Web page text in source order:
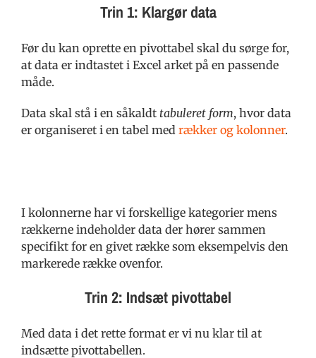
Trin 1: Klargør data
Før du kan oprette en pivottabel skal du sørge for,
at data er indtastet i Excel arket på en passende
måde.
Data skal stå i en såkaldt tabuleret form, hvor data
er organiseret i en tabel med rækker og kolonner.
I kolonnerne har vi forskellige kategorier mens
rækkerne indeholder data der hører sammen
specifikt for en givet række som eksempelvis den
markerede række ovenfor.
Trin 2: Indsæt pivottabel
Med data i det rette format er vi nu klar til at
indsætte pivottabellen.